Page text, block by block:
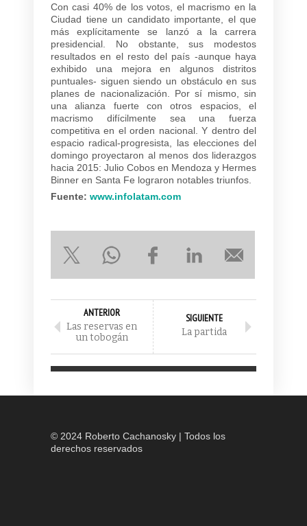
Con casi 40% de los votos, el macrismo en la
Ciudad tiene un candidato importante, el que
más explícitamente se lanzó a la carrera
presidencial. No obstante, sus modestos
resultados en el resto del país -aunque haya
exhibido una mejora en algunos distritos
puntuales- siguen siendo un obstáculo en sus
planes de nacionalización. Por sí mismo, sin
una alianza fuerte con otros espacios, el
macrismo difícilmente sea una fuerza
competitiva en el orden nacional. Y dentro del
espacio radical-progresista, las elecciones del
domingo proyectaron al menos dos liderazgos
hacia 2015: Julio Cobos en Mendoza y Hermes
Binner en Santa Fe lograron notables triunfos.
Fuente: www.infolatam.com
ANTERIOR
Las reservas en
un tobogán
SIGUIENTE
La partida
© 2024 Roberto Cachanosky | Todos los
derechos reservados